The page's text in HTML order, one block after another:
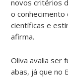
novos critérios
o
científicas e
afirma.
Oliva avalia ser
abas, já que no